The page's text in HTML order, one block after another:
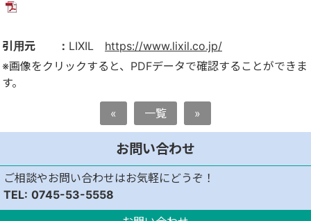
引用元 ： LIXIL https://www.lixil.co.jp/
※画像をクリックすると、PDFデータで確認することができま
す。
« 一覧 »
お問い合わせ
ご相談やお問い合わせはお気軽にどうぞ！
0745-53-5558